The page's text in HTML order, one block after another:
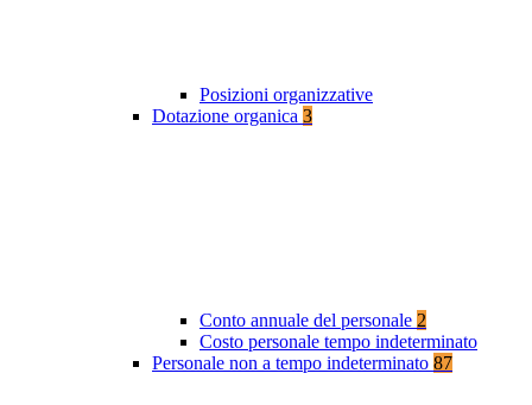
Posizioni organizzative
Dotazione organica 3
Conto annuale del personale 2
Costo personale tempo indeterminato
Personale non a tempo indeterminato 87